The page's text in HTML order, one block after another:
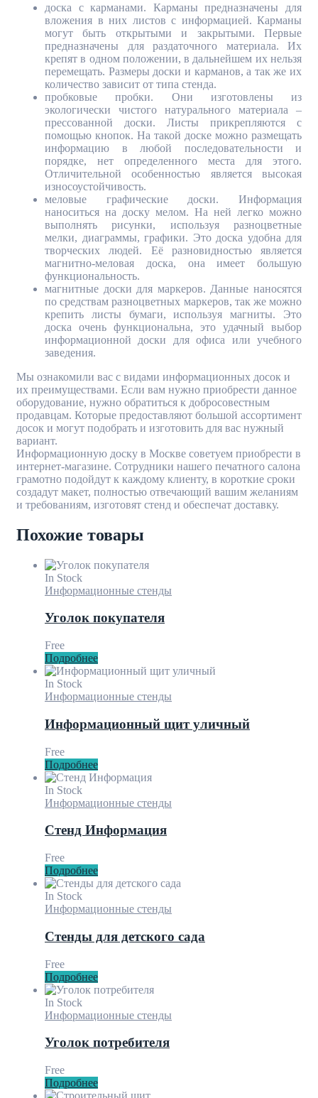
доска с карманами. Карманы предназначены для
вложения в них листов с информацией. Карманы
могут быть открытыми и закрытыми. Первые
предназначены для раздаточного материала. Их
крепят в одном положении, в дальнейшем их нельзя
перемещать. Размеры доски и карманов, а так же их
количество зависит от типа стенда.
пробковые пробки. Они изготовлены из
экологически чистого натурального материала –
прессованной доски. Листы прикрепляются с
помощью кнопок. На такой доске можно размещать
информацию в любой последовательности и
порядке, нет определенного места для этого.
Отличительной особенностью является высокая
износоустойчивость.
меловые графические доски. Информация
наноситься на доску мелом. На ней легко можно
выполнять рисунки, используя разноцветные
мелки, диаграммы, графики. Это доска удобна для
творческих людей. Её разновидностью является
магнитно-меловая доска, она имеет большую
функциональность.
магнитные доски для маркеров. Данные наносятся
по средствам разноцветных маркеров, так же можно
крепить листы бумаги, используя магниты. Это
доска очень функциональна, это удачный выбор
информационной доски для офиса или учебного
заведения.
Мы ознакомили вас с видами информационных досок и
их преимуществами. Если вам нужно приобрести данное
оборудование, нужно обратиться к добросовестным
продавцам. Которые предоставляют большой ассортимент
досок и могут подобрать и изготовить для вас нужный
вариант.
Информационную доску в Москве советуем приобрести в
интернет-магазине. Сотрудники нашего печатного салона
грамотно подойдут к каждому клиенту, в короткие сроки
создадут макет, полностью отвечающий вашим желаниям
и требованиям, изготовят стенд и обеспечат доставку.
Похожие товары
In Stock
Информационные стенды
Уголок покупателя
Free
Подробнее
In Stock
Информационные стенды
Информационный щит уличный
Free
Подробнее
In Stock
Информационные стенды
Стенд Информация
Free
Подробнее
In Stock
Информационные стенды
Стенды для детского сада
Free
Подробнее
In Stock
Информационные стенды
Уголок потребителя
Free
Подробнее